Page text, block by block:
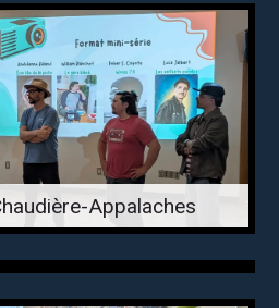
Appalaches